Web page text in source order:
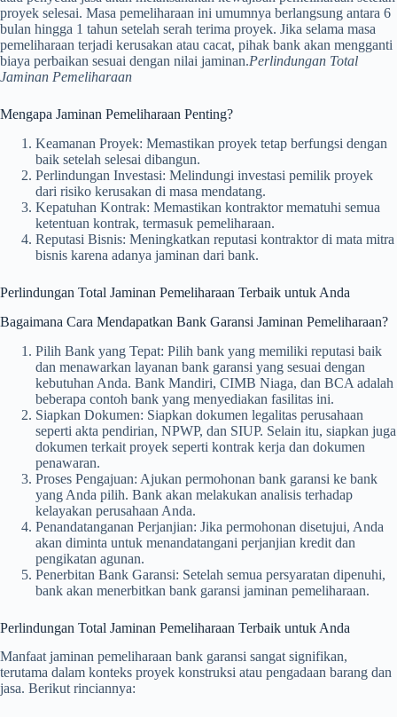
proyek selesai. Masa pemeliharaan ini umumnya berlangsung antara 6
bulan hingga 1 tahun setelah serah terima proyek. Jika selama masa
pemeliharaan terjadi kerusakan atau cacat, pihak bank akan mengganti
biaya perbaikan sesuai dengan nilai jaminan.Perlindungan Total
Jaminan Pemeliharaan
Mengapa Jaminan Pemeliharaan Penting?
Keamanan Proyek: Memastikan proyek tetap berfungsi dengan
baik setelah selesai dibangun.
Perlindungan Investasi: Melindungi investasi pemilik proyek
dari risiko kerusakan di masa mendatang.
Kepatuhan Kontrak: Memastikan kontraktor mematuhi semua
ketentuan kontrak, termasuk pemeliharaan.
Reputasi Bisnis: Meningkatkan reputasi kontraktor di mata mitra
bisnis karena adanya jaminan dari bank.
Perlindungan Total Jaminan Pemeliharaan Terbaik untuk Anda
Bagaimana Cara Mendapatkan Bank Garansi Jaminan Pemeliharaan?
Pilih Bank yang Tepat: Pilih bank yang memiliki reputasi baik
dan menawarkan layanan bank garansi yang sesuai dengan
kebutuhan Anda. Bank Mandiri, CIMB Niaga, dan BCA adalah
beberapa contoh bank yang menyediakan fasilitas ini.
Siapkan Dokumen: Siapkan dokumen legalitas perusahaan
seperti akta pendirian, NPWP, dan SIUP. Selain itu, siapkan juga
dokumen terkait proyek seperti kontrak kerja dan dokumen
penawaran.
Proses Pengajuan: Ajukan permohonan bank garansi ke bank
yang Anda pilih. Bank akan melakukan analisis terhadap
kelayakan perusahaan Anda.
Penandatanganan Perjanjian: Jika permohonan disetujui, Anda
akan diminta untuk menandatangani perjanjian kredit dan
pengikatan agunan.
Penerbitan Bank Garansi: Setelah semua persyaratan dipenuhi,
bank akan menerbitkan bank garansi jaminan pemeliharaan.
Perlindungan Total Jaminan Pemeliharaan Terbaik untuk Anda
Manfaat jaminan pemeliharaan bank garansi sangat signifikan,
terutama dalam konteks proyek konstruksi atau pengadaan barang dan
jasa. Berikut rinciannya: